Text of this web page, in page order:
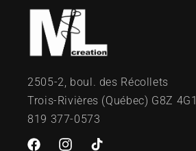
2505-2, boul. des Récollets
Trois-Rivières (Québec) G8Z 4G1
819 377-0573